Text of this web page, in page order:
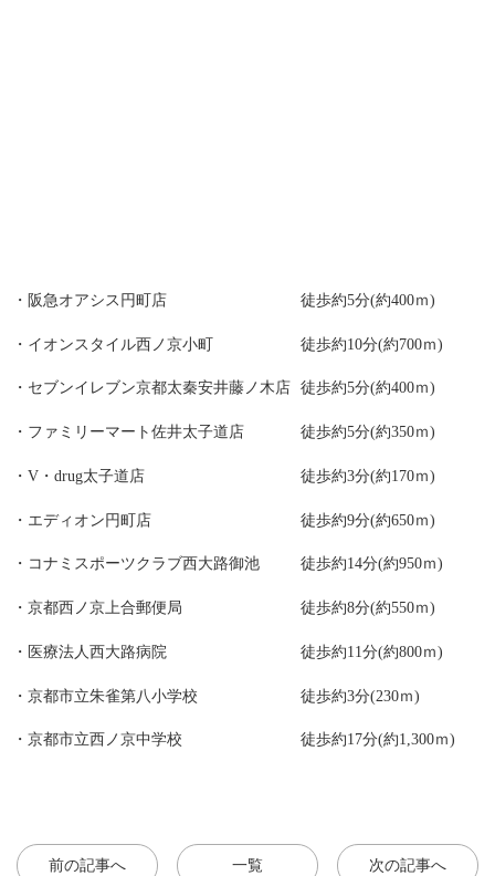
阪急オアシス円町店 徒歩約5分(約400ｍ)
イオンスタイル西ノ京小町 徒歩約10分(約700ｍ)
セブンイレブン京都太秦安井藤ノ木店 徒歩約5分(約400ｍ)
ファミリーマート佐井太子道店 徒歩約5分(約350ｍ)
V・drug太子道店 徒歩約3分(約170ｍ)
エディオン円町店 徒歩約9分(約650ｍ)
コナミスポーツクラブ西大路御池 徒歩約14分(約950ｍ)
京都西ノ京上合郵便局 徒歩約8分(約550ｍ)
医療法人西大路病院 徒歩約11分(約800ｍ)
京都市立朱雀第八小学校 徒歩約3分(230ｍ)
京都市立西ノ京中学校 徒歩約17分(約1,300ｍ)
前の記事へ 一覧 次の記事へ